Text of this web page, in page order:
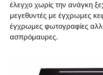
έλεγχο χωρίς την ανάγκη
μεγεθυντές με έγχρωμες
έγχρωμες φωτογραφίες
ασπρόμαυρες.